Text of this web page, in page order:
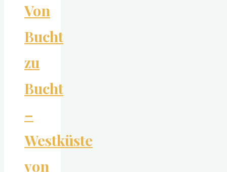
Von
Bucht
zu
Bucht
–
Westküste
von